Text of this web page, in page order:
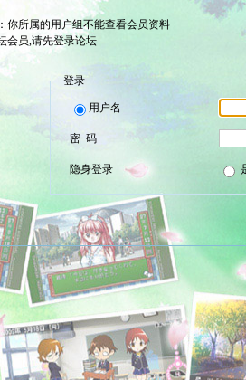
你所属的用户组不能查看会员资料
会员,请先登录论坛
登录
用户名
密 码
隐身登录